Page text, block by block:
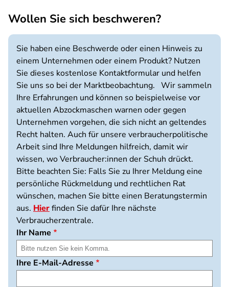
Wollen Sie sich beschweren?
Sie haben eine Beschwerde oder einen Hinweis zu
einem Unternehmen oder einem Produkt? Nutzen
Sie dieses kostenlose Kontaktformular und helfen
Sie uns so bei der Marktbeobachtung. Wir sammeln
Ihre Erfahrungen und können so beispielweise vor
aktuellen Abzockmaschen warnen oder gegen
Unternehmen vorgehen, die sich nicht an geltendes
Recht halten. Auch für unsere verbraucherpolitische
Arbeit sind Ihre Meldungen hilfreich, damit wir
wissen, wo Verbraucher:innen der Schuh drückt.
Bitte beachten Sie: Falls Sie zu Ihrer Meldung eine
persönliche Rückmeldung und rechtlichen Rat
wünschen, machen Sie bitte einen Beratungstermin
aus. Hierfinden Sie dafür Ihre nächste
Verbraucherzentrale.
Ihr Name
Ihre E-Mail-Adresse